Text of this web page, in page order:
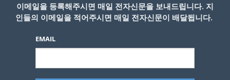
지정학적 영향력을 행사하고 있다는 점에서, 교
안 존재해 왔다”고 전했다.
황 선출을 위한 추기경단은 그간 미국 출신을
이메일을 등록해주시면 매일 전자신문을 보내드립니다. 지
인들의 이메일을 적어주시면 매일 전자신문이 배달됩니다.
EMAIL